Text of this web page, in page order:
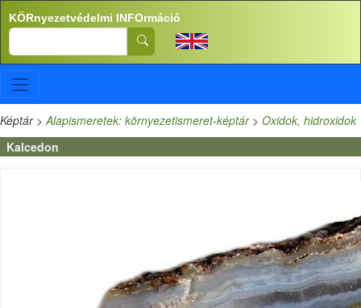
Ugrás a tartalomra
KÖRnyezetvédelmi INFOrmáció
Search
Képtár>Alapismeretek: környezetismeret-képtár> Oxidok, hidroxidok
Kalcedon